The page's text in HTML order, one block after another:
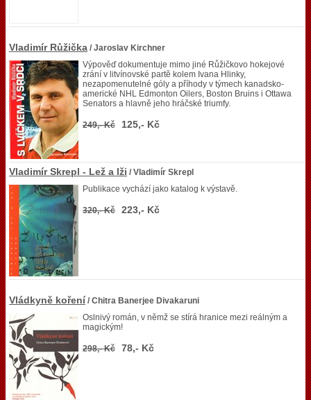
Vladimír Růžička / Jaroslav Kirchner
Výpověď dokumentuje mimo jiné Růžičkovo hokejové
zrání v litvínovské partě kolem Ivana Hlinky,
nezapomenutelné góly a příhody v týmech kanadsko-
americké NHL Edmonton Oilers, Boston Bruins i Ottawa
Senators a hlavně jeho hráčské triumfy.
249,- Kč 125,- Kč
Vladimír Skrepl - Lež a lži / Vladimír Skrepl
Publikace vychází jako katalog k výstavě.
320,- Kč 223,- Kč
Vládkyně koření / Chitra Banerjee Divakaruni
Oslnivý román, v němž se stírá hranice mezi reálným a
magickým!
298,- Kč 78,- Kč